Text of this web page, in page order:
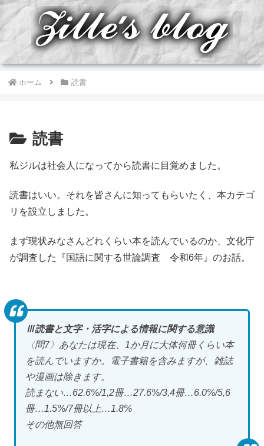
ホーム 読書
読書
私ジルは社会人になってから読書に目覚めました。
読書はいい。それを皆さんに知ってもらいたく、本カテゴ
リを設立しました。
まず現状みなさんどれくらい本を読んでいるのか、文化庁
が調査した『国語に関する世論調査 令和6年』のお話。
Ⅲ読書と文字・活字による情報に関する意識
〈問7〉あなたは現在、1か月に大体何冊くらい本
を読んでいますか。電子書籍を含みますが、雑誌
や漫画は除きます。
読まない…62.6%/1,2冊…27.6%/3,4冊…6.0%/5,6
冊…1.5%/7冊以上…1.8%
その他無回答